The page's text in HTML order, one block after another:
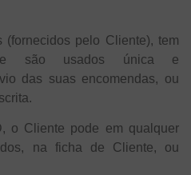
(fornecidos pelo Cliente), tem
e são usados única e
das suas encomendas, ou
o Cliente pode em qualquer
na ficha de Cliente, ou